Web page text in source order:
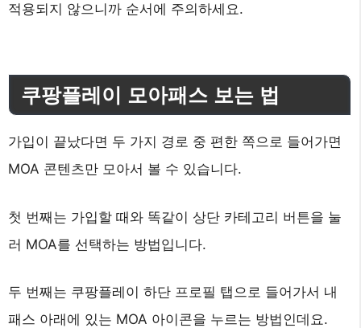
적용되지 않으니까 순서에 주의하세요.
쿠팡플레이 모아패스 보는 법
가입이 끝났다면 두 가지 경로 중 편한 쪽으로 들어가면
MOA 콘텐츠만 모아서 볼 수 있습니다.
첫 번째는 가입할 때와 똑같이 상단 카테고리 버튼을 눌
러 MOA를 선택하는 방법입니다.
두 번째는 쿠팡플레이 하단 프로필 탭으로 들어가서 내
패스 아래에 있는 MOA 아이콘을 누르는 방법인데요.